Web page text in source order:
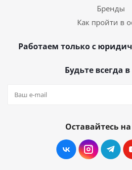
Бренды
Как пройти в
Работаем только с
Будьте всегда в
Оставайтесь